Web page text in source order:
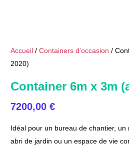
Accueil /Containers d'occasion /
2020)
Container 6m x 3m
7200,00€
Idéal pour un bureau de chantier,
abri de jardin ou un espace de vie